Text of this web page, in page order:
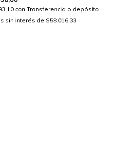
con Transferencia o depósito
sin interés de $58.016,33